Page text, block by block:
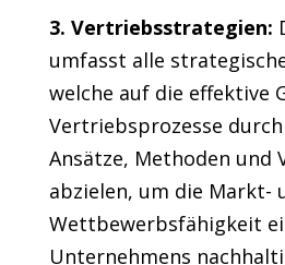
3. Vertriebsstrategien:
umfasst alle
welche auf die effektive
Vertriebsprozesse
Ansätze, Methoden und
abzielen, um die Markt-
Wettbewerbsfähigkeit
Unternehmens